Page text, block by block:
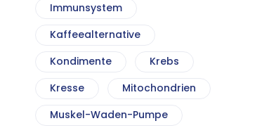
Immunsystem
Kaffeealternative
Kondimente
Krebs
Kresse
Mitochondrien
Muskel-Waden-Pumpe